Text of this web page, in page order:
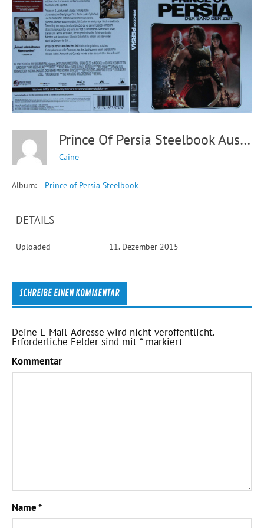
Prince Of Persia Steelbook Aussen
Caine
Album: Prince of Persia Steelbook
DETAILS
Uploaded 11. Dezember 2015
SCHREIBE EINEN KOMMENTAR
Deine E-Mail-Adresse wird nicht veröffentlicht.
Erforderliche Felder sind mit*markiert
Kommentar
Name*